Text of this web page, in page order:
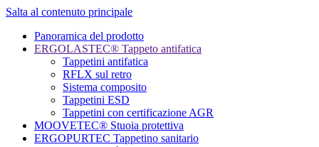
Salta al contenuto principale
Panoramica del prodotto
ERGOLASTEC® Tappeto antifatica
Tappetini antifatica
RFLX sul retro
Sistema composito
Tappetini ESD
Tappetini con certificazione AGR
MOOVETEC® Stuoia protettiva
ERGOPURTEC Tappetino sanitario